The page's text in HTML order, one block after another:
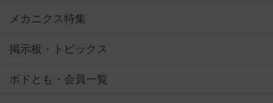
メカニクス特集
掲示板・トピックス
ボドとも・会員一覧